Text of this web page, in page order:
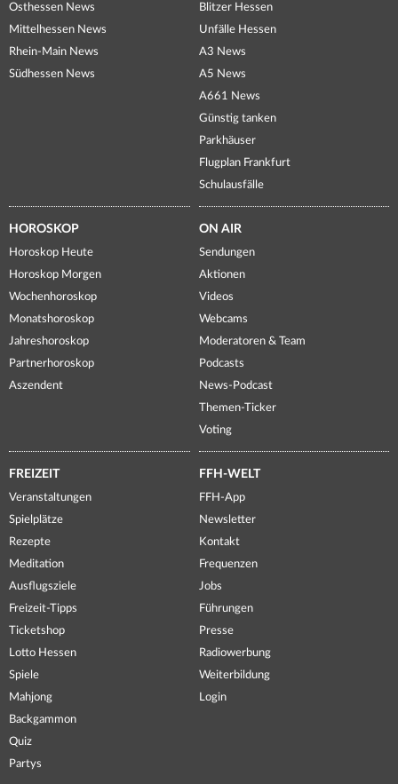
Osthessen News
Mittelhessen News
Rhein-Main News
Südhessen News
Blitzer Hessen
Unfälle Hessen
A3 News
A5 News
A661 News
Günstig tanken
Parkhäuser
Flugplan Frankfurt
Schulausfälle
HOROSKOP
Horoskop Heute
Horoskop Morgen
Wochenhoroskop
Monatshoroskop
Jahreshoroskop
Partnerhoroskop
Aszendent
ON AIR
Sendungen
Aktionen
Videos
Webcams
Moderatoren & Team
Podcasts
News-Podcast
Themen-Ticker
Voting
FREIZEIT
Veranstaltungen
Spielplätze
Rezepte
Meditation
Ausflugsziele
Freizeit-Tipps
Ticketshop
Lotto Hessen
Spiele
Mahjong
Backgammon
Quiz
Partys
FFH-WELT
FFH-App
Newsletter
Kontakt
Frequenzen
Jobs
Führungen
Presse
Radiowerbung
Weiterbildung
Login